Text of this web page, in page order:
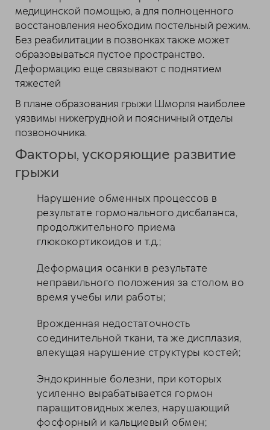
медицинской помощью, а для полноценного
восстановления необходим постельный режим.
Без реабилитации в позвонках также может
образовываться пустое пространство.
Деформацию еще связывают с поднятием
тяжестей
В плане образования грыжи Шморля наиболее
уязвимы нижегрудной и поясничный отделы
позвоночника.
Факторы, ускоряющие развитие
грыжи
Нарушение обменных процессов в
результате гормонального дисбаланса,
продолжительного приема
глюкокортикоидов и т.д.;
Деформация осанки в результате
неправильного положения за столом во
время учебы или работы;
Врожденная недостаточность
соединительной ткани, та же дисплазия,
влекущая нарушение структуры костей;
Эндокринные болезни, при которых
усиленно вырабатывается гормон
паращитовидных желез, нарушающий
фосфорный и кальциевый обмен;